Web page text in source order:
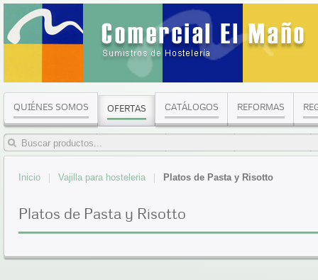
QUIÉNES SOMOS OFERTAS CATÁLOGOS REFORMAS
Inicio Vajilla para hosteleria Platos de Pasta y Risotto
Platos de Pasta y Risotto